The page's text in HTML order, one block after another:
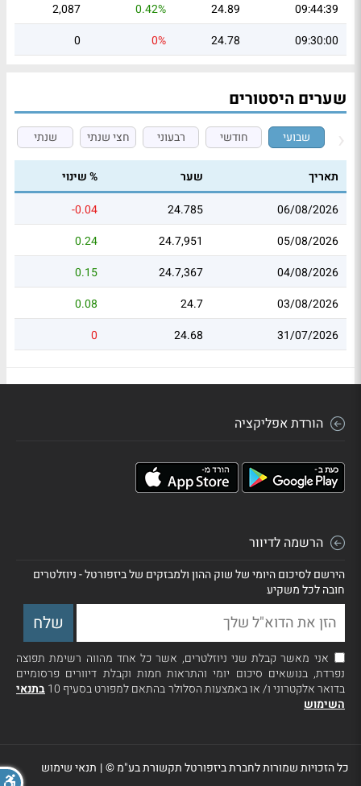
09:44:39
24.89
0.42%
2,087
09:30:00
24.78
0%
0
שערים היסטורים
שבועי חודשי רבעוני חצי שנתי שנתי
תאריך שער
% שינוי
06/08/2026
24.785
-0.04
05/08/2026
24.7,951
0.24
04/08/2026
24.7,367
0.15
03/08/2026
24.7
0.08
31/07/2026
24.68
0
הורדת אפליקציה
הרשמה לדיוור
הירשם לסיכום היומי של שוק ההון ולמבזקים של ביזפורטל - ניוזלטרים
חובה לכל משקיע
אני מאשר קבלת שני ניוזלטרים, אשר כל אחד מהווה רשימת תפוצה
נפרדת, בנושאים סיכום יומי והתראות חמות וקבלת דיוורים פרסומיים
בדואר אלקטרוני ו/ או באמצעות הסלולר בהתאם למפורט בסעיף 10
בתנאי
השימוש
כל הזכויות שמורות לחברת ביזפורטל תקשורת בע"מ ©| תנאי שימוש